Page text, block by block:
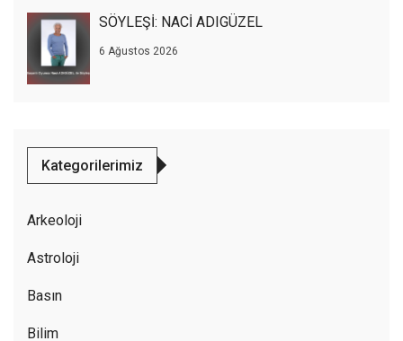
SÖYLEŞİ: NACİ ADIGÜZEL
6 Ağustos 2026
Kategorilerimiz
Arkeoloji
Astroloji
Basın
Bilim